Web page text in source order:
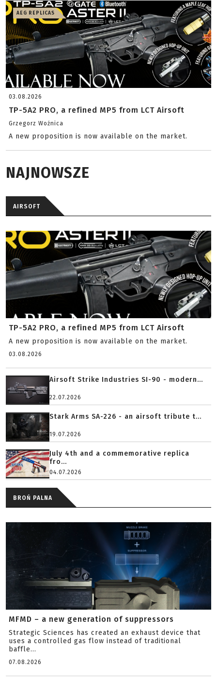
AEG REPLICAS
03.08.2026
TP-5A2 PRO, a refined MP5 from LCT Airsoft
Grzegorz Woźnica
A new proposition is now available on the market.
NAJNOWSZE
AIRSOFT
TP-5A2 PRO, a refined MP5 from LCT Airsoft
A new proposition is now available on the market.
03.08.2026
Airsoft Strike Industries SI-90 - modern...
22.07.2026
Stark Arms SA-226 - an airsoft tribute t...
19.07.2026
July 4th and a commemorative replica
fro...
04.07.2026
BROŃ PALNA
MFMD – a new generation of suppressors
Strategic Sciences has created an exhaust device that
uses a controlled gas flow instead of traditional
baffle...
07.08.2026